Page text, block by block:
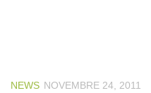
NEWS NOVEMBRE 24, 2011